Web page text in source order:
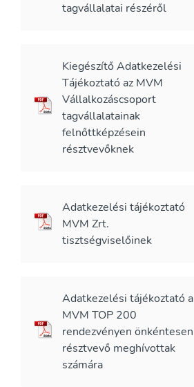
tagvállalatai részéről
Kiegészítő Adatkezelési
Tájékoztató az MVM
Vállalkozáscsoport
tagvállalatainak
felnőttképzésein
résztvevőknek
Adatkezelési tájékoztató
MVM Zrt.
tisztségviselőinek
Adatkezelési tájékoztató a
MVM TOP 200
rendezvényen önkéntesen
résztvevő meghívottak
számára